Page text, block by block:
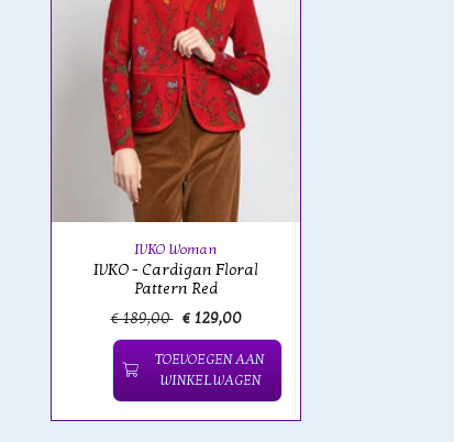
IVKO Woman
IVKO - Cardigan Floral
Pattern Red
€ 189,00 € 129,00
TOEVOEGEN AAN
WINKELWAGEN